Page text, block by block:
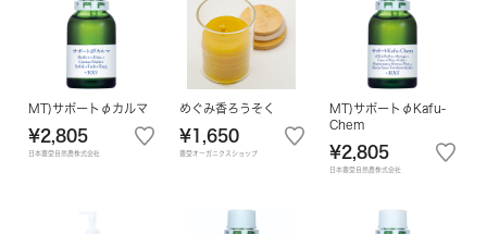
MT)サポートφカルマ
¥2,805
日本豊受自然農株式会社
めぐみ香ろうそく
¥1,650
豊受オーガニクスショップ
MT)サポートφKafu-
Chem
¥2,805
日本豊受自然農株式会社